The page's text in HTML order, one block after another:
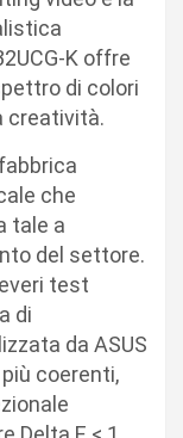
K offre
di colori
creatività.
che
tale a
del settore.
test
di
da ASUS
coerenti,